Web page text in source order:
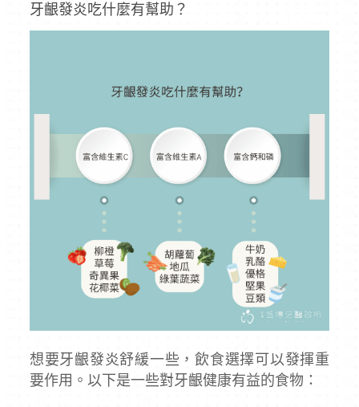
牙齦發炎吃什麼有幫助？
想要牙齦發炎舒緩一些，飲食選擇可以發揮重
要作用。以下是一些對牙齦健康有益的食物：